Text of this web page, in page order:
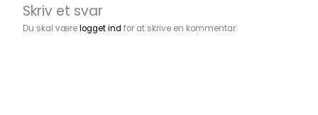
Skriv et svar
Du skal værelogget ind for at skrive en kommentar.